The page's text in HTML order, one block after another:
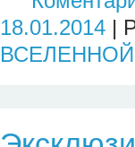
18.01.2014 |
ВСЕЛЕННОЙ